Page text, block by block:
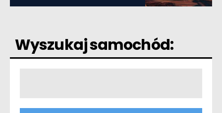
Wyszukaj samochód: